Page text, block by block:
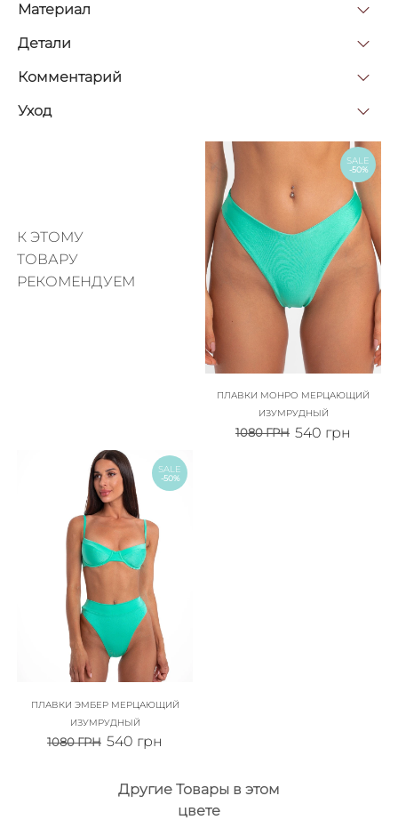
Материал
Детали
Комментарий
Уход
К ЭТОМУ
ТОВАРУ
РЕКОМЕНДУЕМ
SALE
-50%
ПЛАВКИ МОНРО МЕРЦАЮЩИЙ
ИЗУМРУДНЫЙ
1080ГРН 540 грн
SALE
-50%
ПЛАВКИ ЭМБЕР МЕРЦАЮЩИЙ
ИЗУМРУДНЫЙ
1080ГРН 540 грн
Другие Товары в этом
цвете